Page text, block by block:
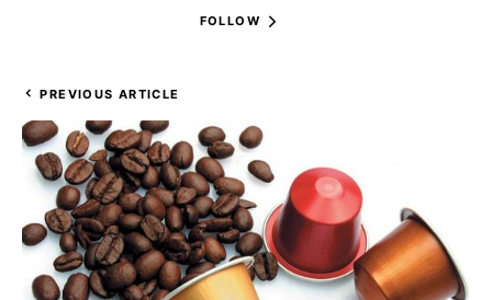
FOLLOW
PREVIOUS ARTICLE